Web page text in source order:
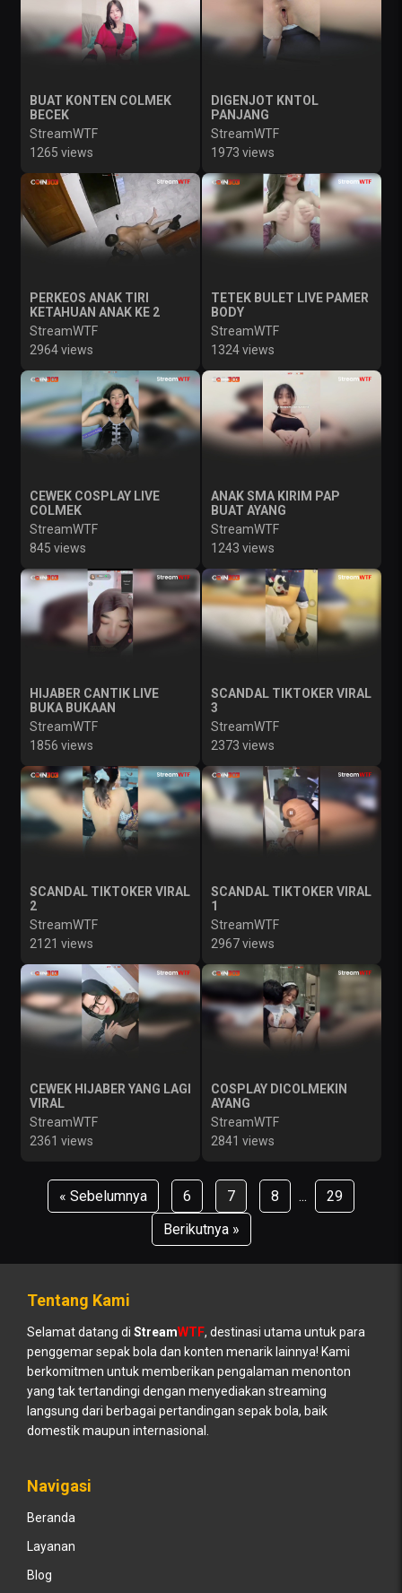
BUAT KONTEN COLMEK
BECEK
StreamWTF
1265 views
DIGENJOT KNTOL
PANJANG
StreamWTF
1973 views
PERKEOS ANAK TIRI
KETAHUAN ANAK KE 2
StreamWTF
2964 views
TETEK BULET LIVE PAMER
BODY
StreamWTF
1324 views
CEWEK COSPLAY LIVE
COLMEK
StreamWTF
845 views
ANAK SMA KIRIM PAP
BUAT AYANG
StreamWTF
1243 views
HIJABER CANTIK LIVE
BUKA BUKAAN
StreamWTF
1856 views
SCANDAL TIKTOKER VIRAL
3
StreamWTF
2373 views
SCANDAL TIKTOKER VIRAL
2
StreamWTF
2121 views
SCANDAL TIKTOKER VIRAL
1
StreamWTF
2967 views
CEWEK HIJABER YANG LAGI
VIRAL
StreamWTF
2361 views
COSPLAY DICOLMEKIN
AYANG
StreamWTF
2841 views
« Sebelumnya 6 7 8 ...
29
Berikutnya »
Tentang Kami
Selamat datang di StreamWTF, destinasi utama untuk para
penggemar sepak bola dan konten menarik lainnya! Kami
berkomitmen untuk memberikan pengalaman menonton
yang tak tertandingi dengan menyediakan streaming
langsung dari berbagai pertandingan sepak bola, baik
domestik maupun internasional.
Navigasi
Beranda
Layanan
Blog